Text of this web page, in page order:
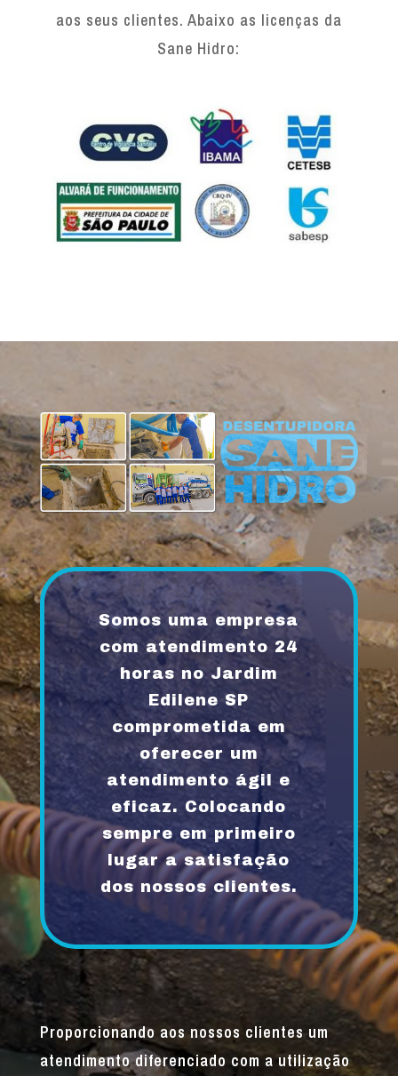
aos seus clientes. Abaixo as licenças da
Sane Hidro:
Somos uma empresa
com atendimento 24
horas no Jardim
Edilene SP
comprometida em
oferecer um
atendimento ágil e
eficaz. Colocando
sempre em primeiro
lugar a satisfação
dos nossos clientes.
Proporcionando aos nossos clientes um
atendimento diferenciado com a utilização